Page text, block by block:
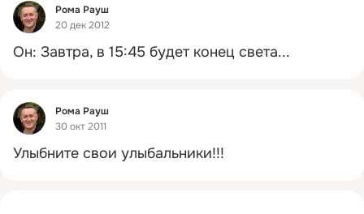
Фид
Рома Рауш
20 дек 2012
Он: Завтра, в 15:45 будет конец света...
Фид
Рома Рауш
30 окт 2011
Улыбните свои улыбальники!!!